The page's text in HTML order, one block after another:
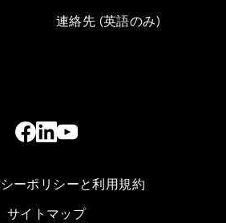
連絡先 (英語のみ)
ーポリシーと利用規約
サイトマップ